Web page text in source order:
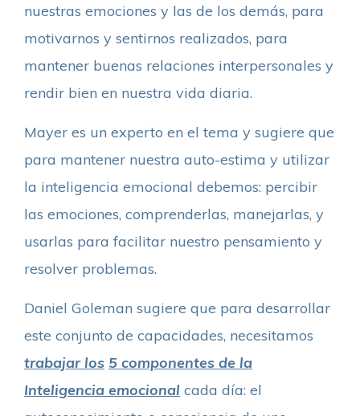
nuestras emociones y las de los demás, para
motivarnos y sentirnos realizados, para
mantener buenas relaciones interpersonales y
rendir bien en nuestra vida diaria.
Mayer es un experto en el tema y sugiere que
para mantener nuestra auto-estima y utilizar
la inteligencia emocional debemos: percibir
las emociones, comprenderlas, manejarlas, y
usarlas para facilitar nuestro pensamiento y
resolver problemas.
Daniel Goleman sugiere que para desarrollar
este conjunto de capacidades, necesitamos
trabajar los 5 componentes de la
Inteligencia emocional cada día: el